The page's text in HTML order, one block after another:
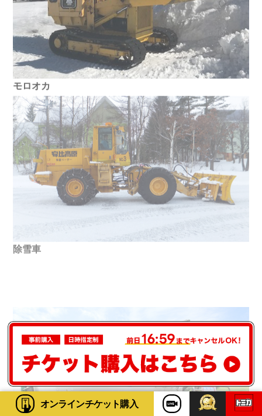
モロオカ
除雪車
オンラインチケット購入